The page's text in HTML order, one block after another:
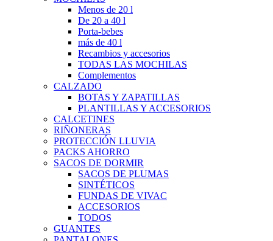
Menos de 20 l
De 20 a 40 l
Porta-bebes
más de 40 l
Recambios y accesorios
TODAS LAS MOCHILAS
Complementos
CALZADO
BOTAS Y ZAPATILLAS
PLANTILLAS Y ACCESORIOS
CALCETINES
RIÑONERAS
PROTECCIÓN LLUVIA
PACKS AHORRO
SACOS DE DORMIR
SACOS DE PLUMAS
SINTÉTICOS
FUNDAS DE VIVAC
ACCESORIOS
TODOS
GUANTES